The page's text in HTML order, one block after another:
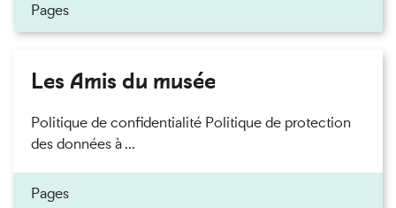
Pages
Les Amis du musée
Politique de confidentialité Politique de protection
des données à ...
Pages